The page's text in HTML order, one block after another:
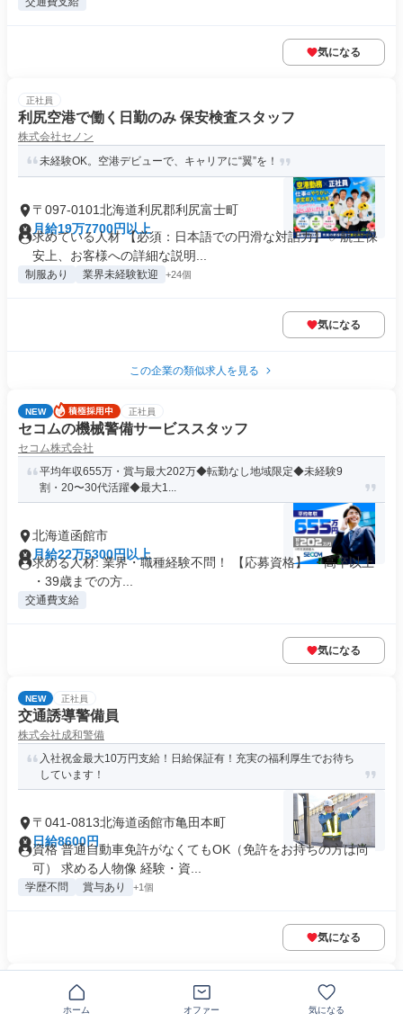
気になる
正社員
利尻空港で働く日勤のみ 保安検査スタッフ
株式会社セノン
未経験OK。空港デビューで、キャリアに“翼”を！
〒097-0101北海道利尻郡利尻富士町
月給19万7700円以上
求めている人材 【必須：日本語での円滑な対話力】 ✅航空保
安上、お客様への詳細な説明...
制服あり 業界未経験歓迎 +24個
気になる
この企業の類似求人を見る
NEW 正社員
セコムの機械警備サービススタッフ
セコム株式会社
平均年収655万・賞与最大202万◆転勤なし地域限定◆未経験9
割・20〜30代活躍◆最大1...
北海道函館市
月給22万5300円以上
求める人材: 業界・職種経験不問！ 【応募資格】 ・高卒以上
・39歳までの方...
交通費支給
気になる
NEW 正社員
交通誘導警備員
株式会社成和警備
入社祝金最大10万円支給！日給保証有！充実の福利厚生でお待ち
しています！
〒041-0813北海道函館市亀田本町
日給8600円
資格 普通自動車免許がなくてもOK（免許をお持ちの方は尚
可） 求める人物像 経験・資...
学歴不問 賞与あり +1個
気になる
2027年新卒採用
ホーム オファー 気になる